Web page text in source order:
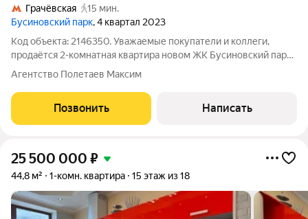
Грачёвская
15 мин.
Бусиновский парк, 4 квартал 2023
Код объекта: 2146350. Уважаемые покупатели и коллеги,
продаётся 2-комнатная квартира новом ЖК Бусиновский парк
от застройщика ПИК. Квартира расположена на 7 этаже 33-
площадь составляет 21,6
Агентство Полетаев Максим
Позвонить Написать
25 500 000 ₽
44,8 м² 1-комн. квартира 15 этаж из 18